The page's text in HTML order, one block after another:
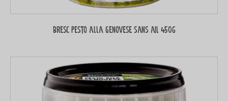
Bresc Pesto alla Genovese sans ail 450g